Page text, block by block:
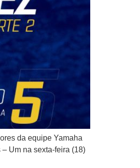
da equipe Yamaha
Um na sexta-feira (18)